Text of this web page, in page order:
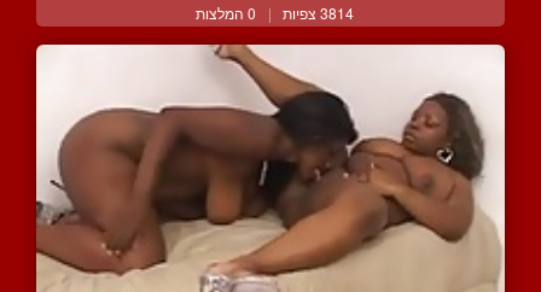
3814 צפיות | 0 המלצות